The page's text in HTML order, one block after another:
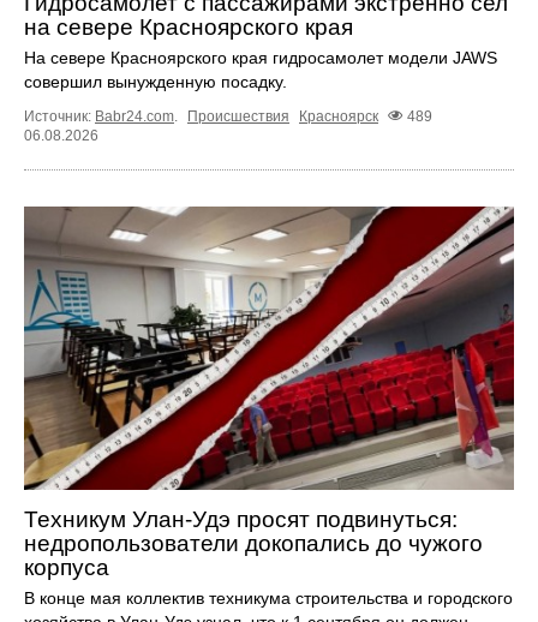
на севере Красноярского края
На севере Красноярского края гидросамолет модели JAWS
совершил вынужденную посадку.
Источник: Babr24.com Происшествия Красноярск
489
06.08.2026
Техникум Улан-Удэ просят подвинуться:
недропользователи докопались до чужого
корпуса
В конце мая коллектив техникума строительства и городского